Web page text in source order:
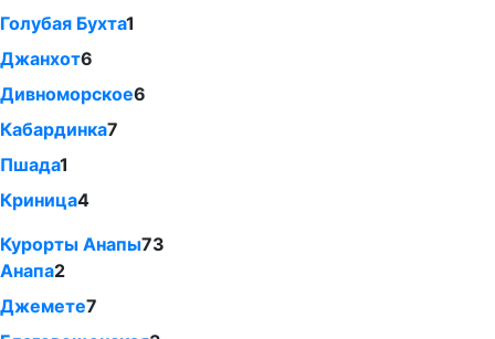
Голубая Бухта1
Джанхот6
Дивноморское6
Кабардинка7
Пшада1
Криница4
Курорты Анапы73
Анапа2
Джемете7